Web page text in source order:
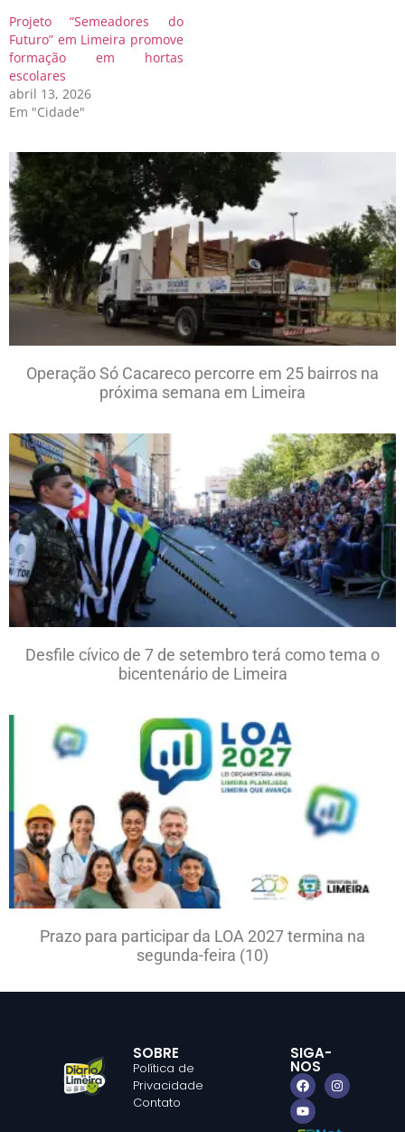
Projeto “Semeadores do
Futuro” em Limeira promove
formação em hortas
escolares
abril 13, 2026
Em "Cidade"
Operação Só Cacareco percorre em 25 bairros na
próxima semana em Limeira
Desfile cívico de 7 de setembro terá como tema o
bicentenário de Limeira
Prazo para participar da LOA 2027 termina na
segunda-feira (10)
SOBRE
Política de
Privacidade
Contato
SIGA-
NOS